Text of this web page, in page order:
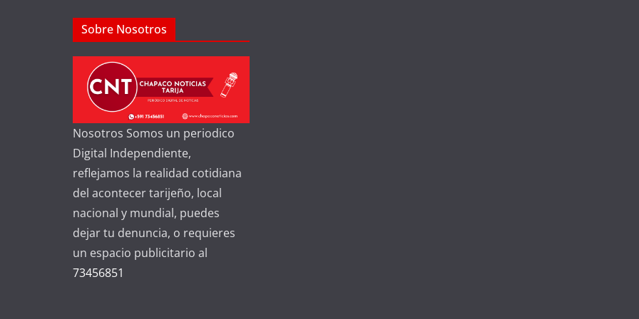
Sobre Nosotros
Nosotros Somos un periodico
Digital Independiente,
reflejamos la realidad cotidiana
del acontecer tarijeño, local
nacional y mundial, puedes
dejar tu denuncia, o requieres
un espacio publicitario al
73456851